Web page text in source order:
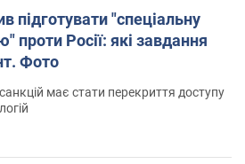
підготувати "спеціальну
проти Росії: які завдання
Фото
має стати перекриття доступу